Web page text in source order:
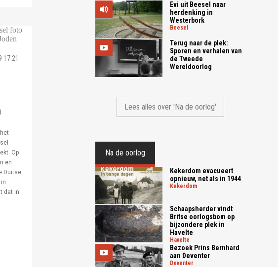
17:21
Op
en
Duitse
dat in
Evi uit Beesel naar
herdenking in
Westerbork
beesel
Terug naar de plek:
Sporen en verhalen van
de Tweede
Wereldoorlog
Lees alles over 'Na de oorlog'
Na de oorlog
Kekerdom evacueert
opnieuw, net als in 1944
kekerdom
Schaapsherder vindt
Britse oorlogsbom op
bijzondere plek in
Havelte
havelte
Bezoek Prins Bernhard
aan Deventer
deventer